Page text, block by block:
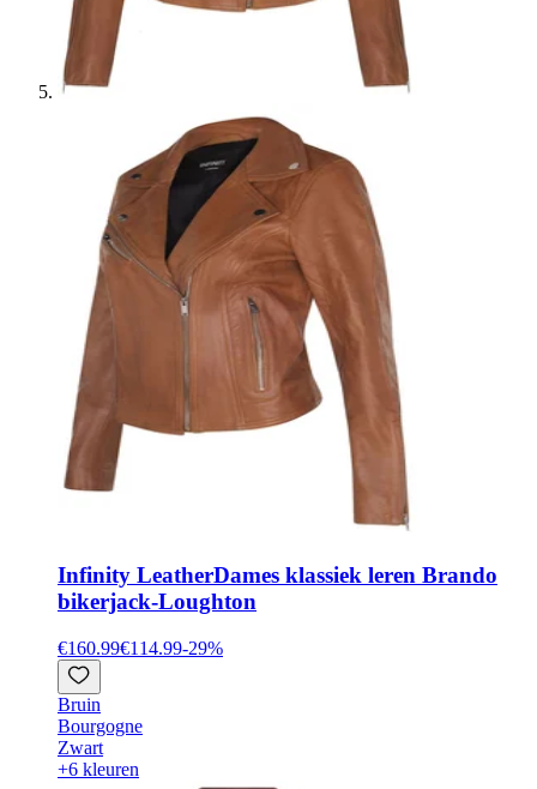
Infinity LeatherDames klassiek leren Brando
bikerjack-Loughton
€160.99€114.99-29%
Bruin
Bourgogne
Zwart
+6 kleuren